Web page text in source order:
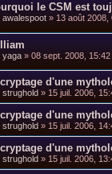
le CSM est
awalespoot » 13 août 2008,
yaga » 08 sept. 2008, 15:42
d'une
strughold » 15 juil. 2006,
d'une
strughold » 15 juil. 2006,
d'une
strughold » 15 juil. 2006,